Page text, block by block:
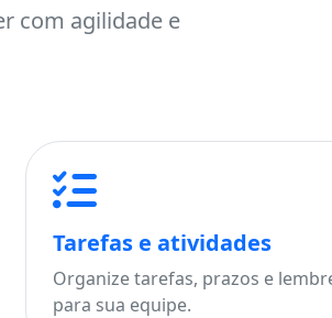
com agilidade e
Tarefas e atividades
Organize tarefas, prazos e
para sua equipe.